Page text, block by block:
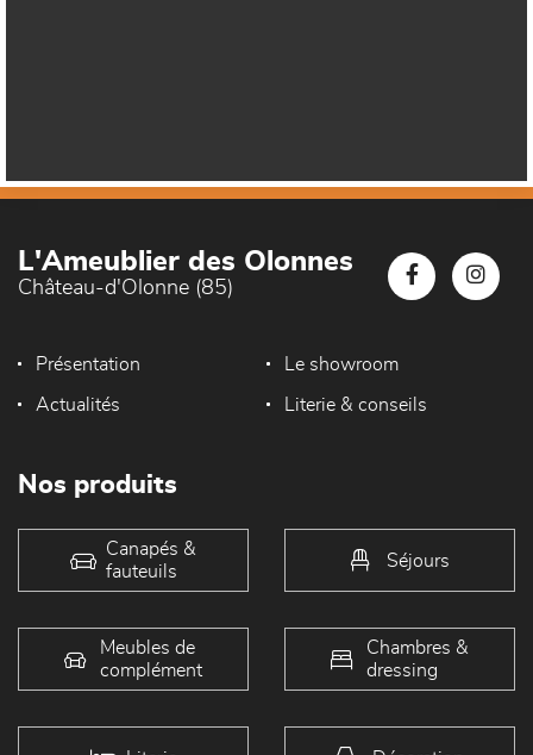
L'Ameublier des Olonnes
Château-d'Olonne (85)
Présentation Le showroom
Actualités Literie & conseils
Nos produits
Canapés &
fauteuils
Séjours
Meubles de
complément
Chambres &
dressing